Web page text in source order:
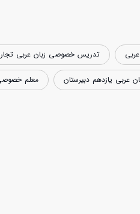
تدریس خصوصی زبان عربی
عربی یازدهم دبیرستان معلم